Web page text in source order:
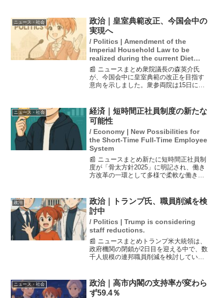
の言動が問題視されており、選手たちが
安心してプレーでき...
ニュース・社会
政治｜皇室典範改正、今国会中の
実現へ
/ Politics | Amendment of the
Imperial Household Law to be
realized during the current Diet
session.
📰 ニュースまとめ衆院議長の森英介氏
が、今国会中に皇室典範の改正を目指す
意向を示しました。衆参両院は15日に皇
を報告。森議長は、できるだけ速やかに
立法府の総意を取りまと...
ニュース・社会
経済｜短時間正社員制度の新たな
可能性
/ Economy | New Possibilities for
the Short-Time Full-Time Employee
System
📰 ニュースまとめ新たに短時間正社員制
度が「骨太方針2025」に明記され、働き
方改革の一環として多様で柔軟な働き方
い直し、特に人手不足の中で安心して働
ける環境を整える...
政治
政治｜トランプ氏、職員削減を検
討中
/ Politics | Trump is considering
staff reductions.
📰 ニュースまとめトランプ米大統領は、
政府機関の閉鎖が2日目を迎える中で、数
千人規模の連邦職員削減を検討してい
いる。職員の解雇やプロジェクト削減の
警告が出されており、今...
ニュース・社会
政治｜高市内閣の支持率が変わら
ず59.4％